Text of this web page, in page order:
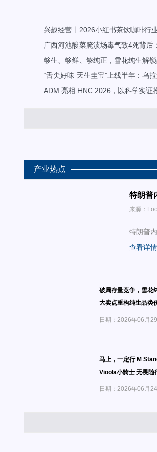
兴趣经营丨2026小红书茶饮咖啡行
草指南
广西河池酸菜腌渍场毒气致4死背后
年产业的困局与自救
够生、够鲜、够纯正，雪花纯生解
新范式
“舌尖好味 天生圭宝”上线半年：乌
何用一只“宝箱”抢占中国高端餐桌
ADM 亮相 HNC 2026，以科学实证
产业热点
特朗普
来源：
特朗普
查看详情
破局存量竞争，雪花
大卖点重构纯生品类
日期：2026年06月
马上，一定行 M
Vioola小骑士 无畏随
日期：2026年06月